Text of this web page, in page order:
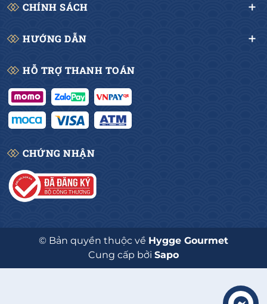
CHÍNH SÁCH
HƯỚNG DẪN
HỖ TRỢ THANH TOÁN
CHỨNG NHẬN
© Bản quyền thuộc về Hygge Gourmet
Cung cấp bởi Sapo